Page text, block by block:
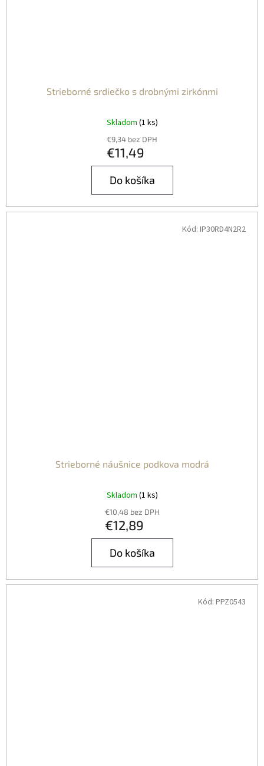
Strieborné srdiečko s drobnými zirkónmi
Skladom (1 ks)
€9,34 bez DPH
€11,49
Do košíka
Strieborné náušnice podkova modrá
Skladom (1 ks)
€10,48 bez DPH
€12,89
Do košíka
Kód: IP30RD4N2R2
Kód: PPZ0543